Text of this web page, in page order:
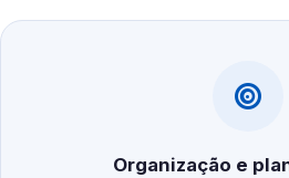
Organização e